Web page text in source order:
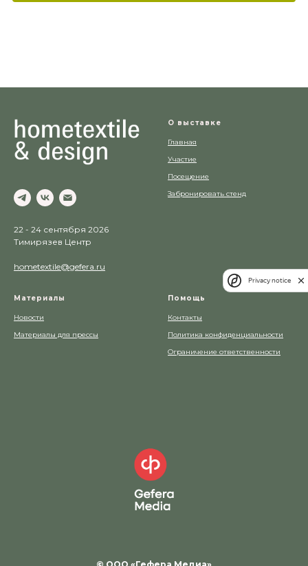
22 - 24 сентября 2026
Тимирязев Центр
hometextile@gefera.ru
О выставке
Главная
Участие
Посещение
Забронировать стенд
Материалы
Новости
Материалы для прессы
Помощь
Контакты
Политика конфиденциальности
Ограничение ответственности
Privacy notice